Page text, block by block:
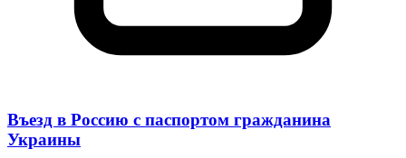
Въезд в Россию с паспортом гражданина
Украины